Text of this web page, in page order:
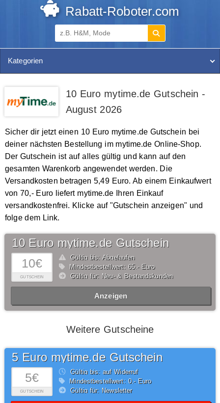
Rabatt-Roboter.com
Kategorien
10 Euro mytime.de Gutschein -
August 2026
Sicher dir jetzt einen 10 Euro mytime.de Gutschein bei
deiner nächsten Bestellung im mytime.de Online-Shop.
Der Gutschein ist auf alles gültig und kann auf den
gesamten Warenkorb angewendet werden. Die
Versandkosten betragen 5,49 Euro. Ab einem Einkaufwert
von 70,- Euro liefert mytime.de Ihren Einkauf
versandkostenfrei. Klicke auf "Gutschein anzeigen" und
folge dem Link.
10€
GUTSCHEIN
10 Euro mytime.de Gutschein
Gültig bis: Abgelaufen
Mindestbestellwert: 65,- Euro
Gültig für: Neu- & Bestandskunden
Anzeigen
Weitere Gutscheine
5€
GUTSCHEIN
5 Euro mytime.de Gutschein
Gültig bis: auf Widerruf
Mindestbestellwert: 0,- Euro
Gültig für: Newsletter